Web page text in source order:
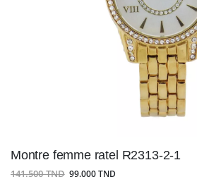
Montre femme ratel R2313-2-1
141.500 TND 99.000 TND